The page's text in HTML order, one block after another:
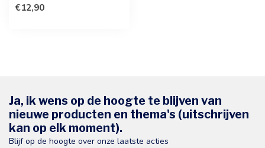
hoogwaardig chocolade...
€12,90
Ja, ik wens op de hoogte te blijven van
nieuwe producten en thema's (uitschrijven
kan op elk moment).
Blijf op de hoogte over onze laatste acties